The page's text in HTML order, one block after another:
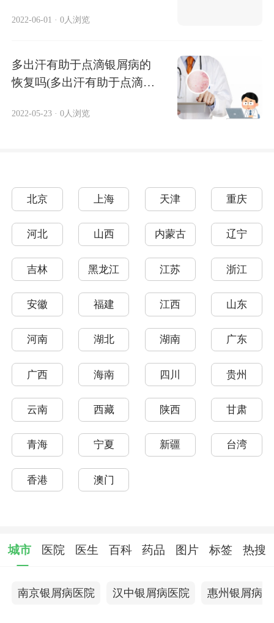
2022-06-01 · 0人浏览
多出汗有助于点滴银屑病的
恢复吗(多出汗有助于点滴牛
2022-05-23 · 0人浏览
北京 上海 天津 重庆
河北 山西 内蒙古 辽宁
吉林 黑龙江 江苏 浙江
安徽 福建 江西 山东
河南 湖北 湖南 广东
广西 海南 四川 贵州
云南 西藏 陕西 甘肃
青海 宁夏 新疆 台湾
香港 澳门
城市 医院 医生 百科 药品 图片 标签 热搜
南京银屑病医院 汉中银屑病医院 惠州银屑病